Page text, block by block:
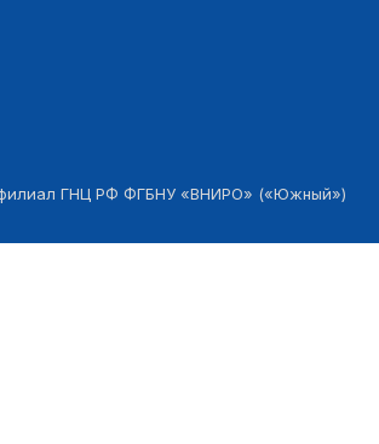
ГНЦ РФ ФГБНУ «ВНИРО» («Южный»)